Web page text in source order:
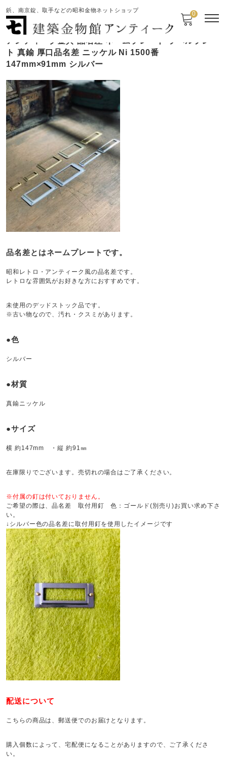
鋲、南京錠、取手などの昭和金物ネットショップ 0
アンティーク金具 品名差 ネームプレート ラベルプレー
ト 真鍮 厚口品名差 ニッケル Ni 1500番
147mm×91mm シルバー
品名差とはネームプレートです。
昭和レトロ・アンティーク風の品名差です。
レトロな雰囲気がお好きな方におすすめです。
未使用のデッドストック品です。
※古い物なので、汚れ・クスミがあります。
●色
シルバー
●材質
真鍮ニッケル
●サイズ
横 約147mm ・縦 約91㎜
在庫限りでございます。売切れの場合はご了承ください。
※付属の釘は付いておりません。
ご希望の際は、品名差 取付用釘 色：ゴールド(別売り)お買い求め下さ
い。
↓シルバー色の品名差に取付用釘を使用したイメージです
配送について
こちらの商品は、郵送便でのお届けとなります。
購入個数によって、宅配便になることがありますので、ご了承くださ
い。